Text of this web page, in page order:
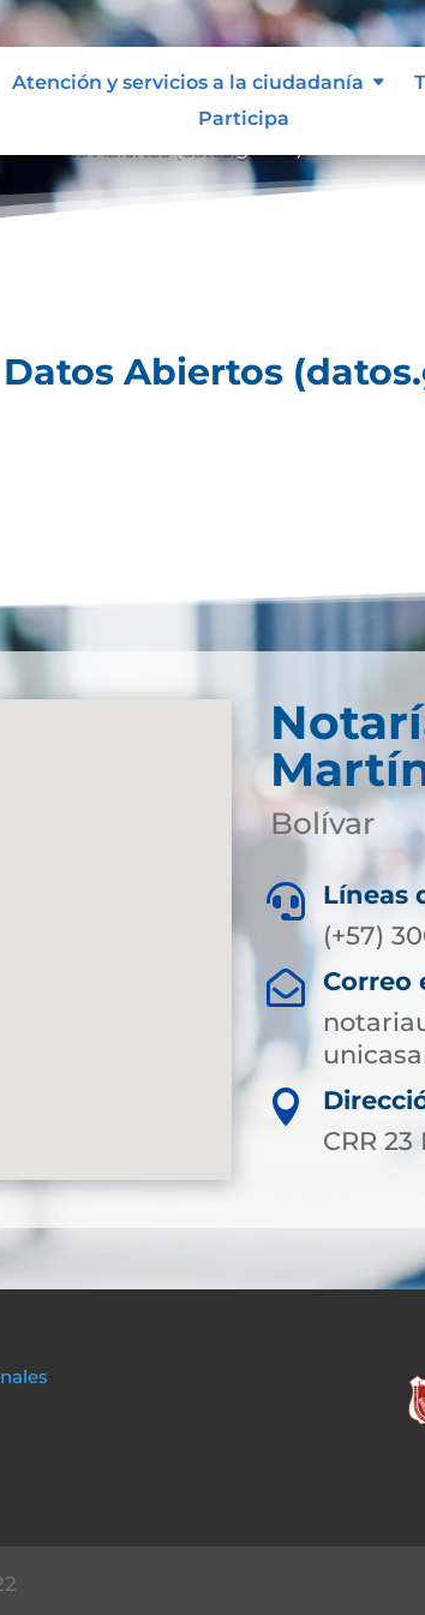
Atención y servicios a la ciudadanía
Participa
Datos Abiertos (datos.gov.co).
Abiertos
Bolívar

Líneas
(+57)

Correo

CRR 23